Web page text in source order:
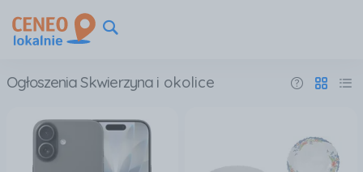
Ogłoszenia Skwierzyna i okolice